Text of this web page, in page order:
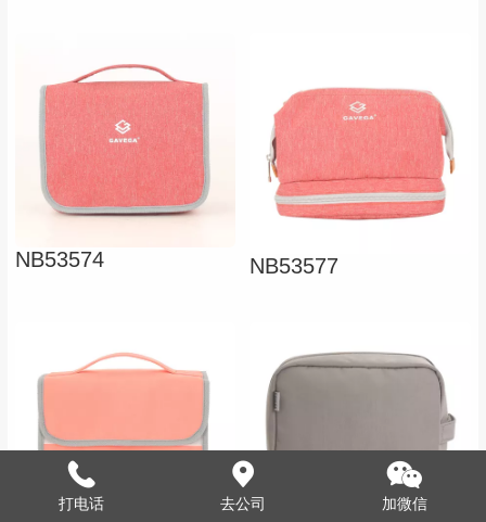
NB53574 NB53577
打电话 去公司 加微信